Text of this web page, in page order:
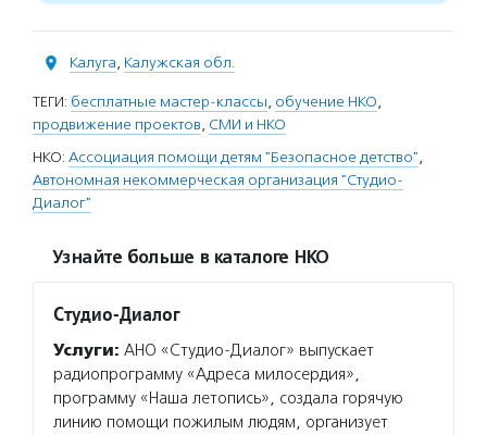
Калуга, Калужская обл.
ТЕГИ: бесплатные мастер-классы, обучение НКО,
продвижение проектов, СМИ и НКО
НКО: Ассоциация помощи детям "Безопасное детство",
Автономная некоммерческая организация "Студио-
Диалог"
Узнайте больше в каталоге НКО
Студио-Диалог
Услуги: АНО «Студио-Диалог» выпускает
радиопрограмму «Адреса милосердия»,
программу «Наша летопись», создала горячую
линию помощи пожилым людям, организует